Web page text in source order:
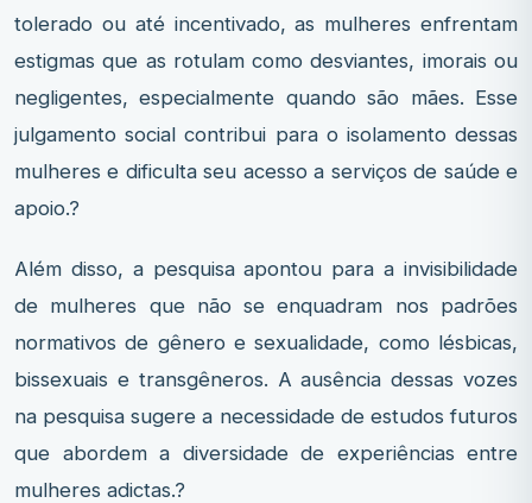
tolerado ou até incentivado, as mulheres enfrentam
estigmas que as rotulam como desviantes, imorais ou
negligentes, especialmente quando são mães. Esse
julgamento social contribui para o isolamento dessas
mulheres e dificulta seu acesso a serviços de saúde e
apoio.?
Além disso, a pesquisa apontou para a invisibilidade
de mulheres que não se enquadram nos padrões
normativos de gênero e sexualidade, como lésbicas,
bissexuais e transgêneros. A ausência dessas vozes
na pesquisa sugere a necessidade de estudos futuros
que abordem a diversidade de experiências entre
mulheres adictas.?